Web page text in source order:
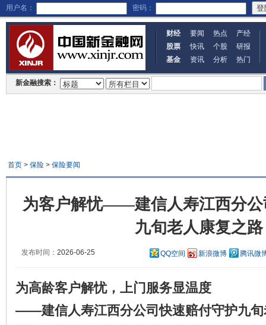
用户名： 密码：
财经 要闻 热点
产经
股票
快讯 个股
研报
基金
资讯 分析 热门
新金融搜索：
首页> 保险> 保险要闻
为客户解忧——建信人寿江西分公
九旬老人康复之路
发布时间： 2026-06-25 QQ空间 新浪微博 腾讯微
为高龄客户解忧，上门服务显温度
——建信人寿江西分公司快速赔付守护九旬